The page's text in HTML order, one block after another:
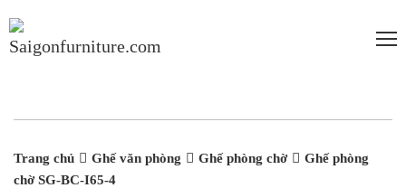
-20%
-20%
Trang chủ Ghế văn phòng Ghế phòng chờ
Ghế phòng
chờ SG-BC-I65-4